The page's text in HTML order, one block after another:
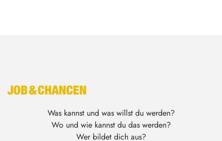
Was kannst und was willst du werden?
Wo und wie kannst du das werden?
Wer bildet dich aus?